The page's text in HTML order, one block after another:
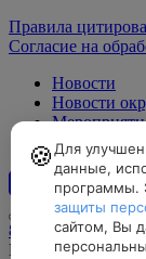
Правила
Согласие на
Новости
Новости
Официально
12+
8-496-46-3-12-67,
Московская
🍪 Для
данные,
программы.
защиты
сайтом, Вы